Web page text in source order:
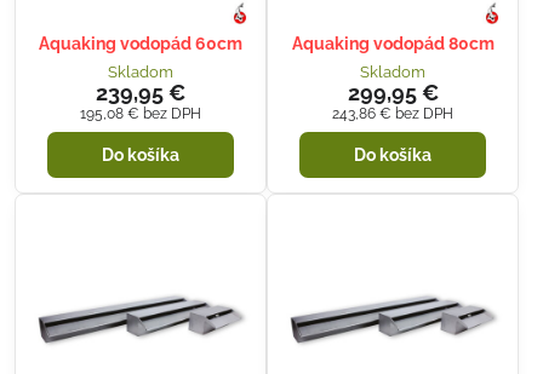
Aquaking vodopád 60cm
Skladom
239,95 €
195,08 € bez DPH
Do košíka
Aquaking vodopád 80cm
Skladom
299,95 €
243,86 € bez DPH
Do košíka